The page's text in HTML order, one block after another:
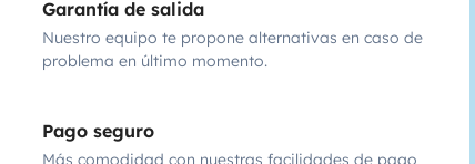
Garantía de salida
Nuestro equipo te propone alternativas en caso de
problema en último momento.
Pago seguro
Más comodidad con nuestras facilidades de pago